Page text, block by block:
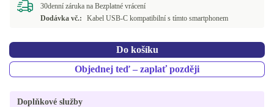
30denní záruka na Bezplatné vrácení
Dodávka vč.:
Kabel USB-C kompatibilní s tímto smartphonem
Do košíku
Objednej teď – zaplať později
Doplňkové služby